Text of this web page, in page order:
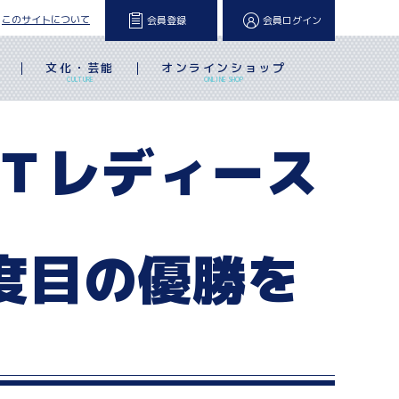
このサイトについて 会員登録 会員ログイン
文化・芸能
CULTURE
オンラインショップ
ONLINE SHOP
レディース
目の優勝を